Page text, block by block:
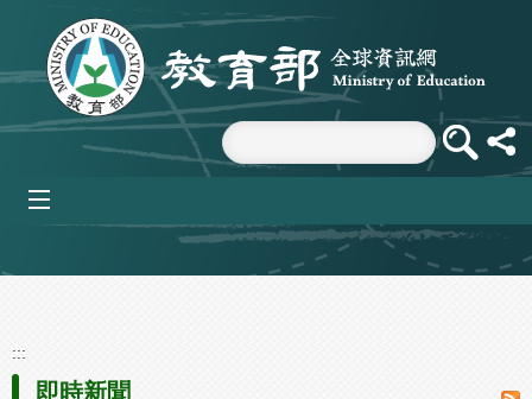
跳到主要內容區塊
:::
即時新聞